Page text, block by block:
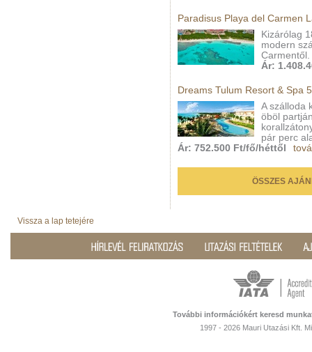
Paradisus Playa del Carmen
Kizárólag
modern
Carmentől.
Ár:
Dreams Tulum Resort & Spa
A szálloda
öböl
pár perc
Ár: 752.500 Ft/fő/héttől
ÖSSZES
Vissza a lap tetejére
További információkért keresd
1997 - 2026 Mauri Utazási Kft.